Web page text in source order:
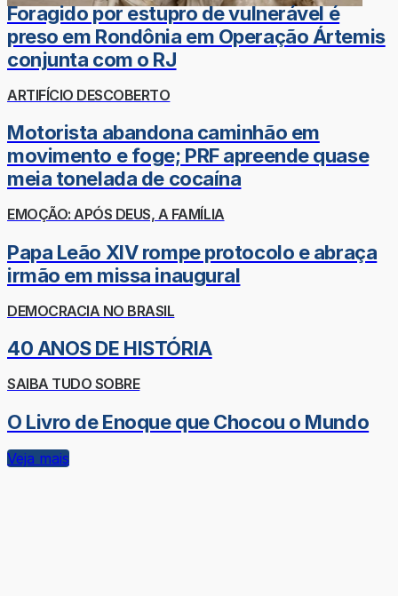
Foragido por estupro de vulnerável é
preso em Rondônia em Operação Ártemis
conjunta com o RJ
ARTIFÍCIO DESCOBERTO
Motorista abandona caminhão em
movimento e foge; PRF apreende quase
meia tonelada de cocaína
EMOÇÃO: APÓS DEUS, A FAMÍLIA
Papa Leão XIV rompe protocolo e abraça
irmão em missa inaugural
DEMOCRACIA NO BRASIL
40 ANOS DE HISTÓRIA
SAIBA TUDO SOBRE
O Livro de Enoque que Chocou o Mundo
Veja mais